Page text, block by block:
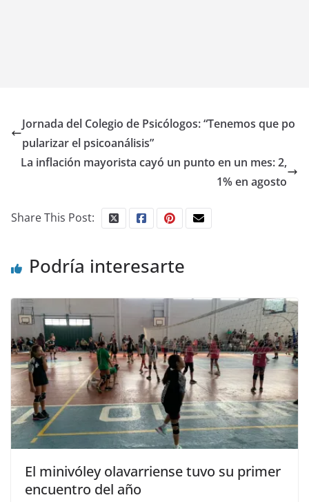
Jornada del Colegio de Psicólogos: “Tenemos que po
pularizar el psicoanálisis”
La inflación mayorista cayó un punto en un mes: 2,
1% en agosto
Share This Post:
Podría interesarte
El minivóley olavarriense tuvo su primer
encuentro del año